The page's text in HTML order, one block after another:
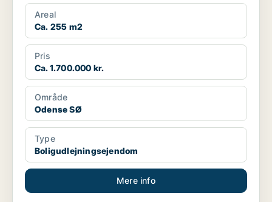
Areal
Ca. 255 m2
Pris
Ca. 1.700.000 kr.
Område
Odense SØ
Type
Boligudlejningsejendom
Mere info